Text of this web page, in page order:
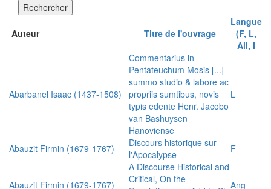
Rechercher
Auteur Titre de l'ouvrage
Langue
(F, L,
All, I
Abarbanel Isaac (1437-1508)
Commentarius in
Pentateuchum Mosis [...]
summo studio & labore ac
propriis sumtibus, novis
typis edente Henr. Jacobo
van Bashuysen
Hanoviense
L
Abauzit Firmin (1679-1767)
Discours historique sur
l'Apocalypse
F
Abauzit Firmin (1679-1767)
A Discourse Historical and
Critical, On the
Ang